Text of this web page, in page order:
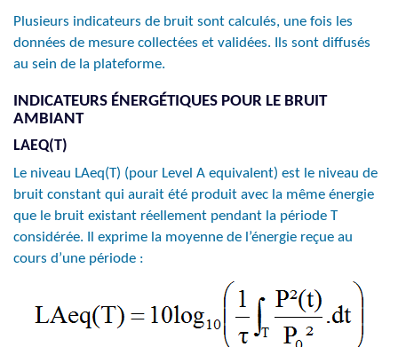
Plusieurs indicateurs de bruit sont calculés, une fois les
données de mesure collectées et validées. Ils sont diffusés
au sein de la plateforme.
INDICATEURS ÉNERGÉTIQUES POUR LE BRUIT
AMBIANT
LAEQ(T)
Le niveau LAeq(T) (pour Level A equivalent) est le niveau de
bruit constant qui aurait été produit avec la même énergie
que le bruit existant réellement pendant la période T
considérée. Il exprime la moyenne de l’énergie reçue au
cours d’une période :